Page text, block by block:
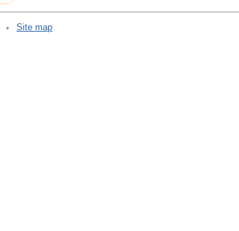
Site map